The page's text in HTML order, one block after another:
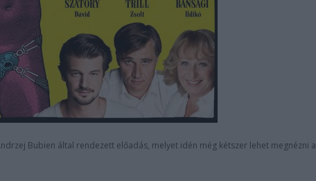
Bubien által rendezett előadás, melyet idén még kétszer lehet megnézni a